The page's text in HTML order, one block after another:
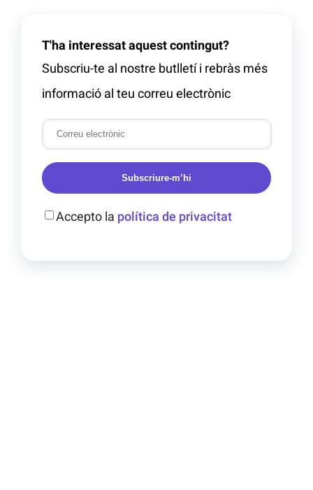
T'ha interessat aquest contingut?
Subscriu-te al nostre butlletí i rebràs més
informació al teu correu electrònic
Subscriure-m’hi
Accepto la política de privacitat